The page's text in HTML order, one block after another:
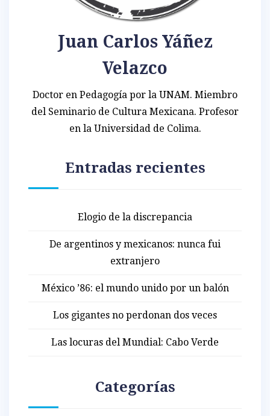
Juan Carlos Yáñez
Velazco
Doctor en Pedagogía por la UNAM. Miembro
del Seminario de Cultura Mexicana. Profesor
en la Universidad de Colima.
Entradas recientes
Elogio de la discrepancia
De argentinos y mexicanos: nunca fui
extranjero
México ’86: el mundo unido por un balón
Los gigantes no perdonan dos veces
Las locuras del Mundial: Cabo Verde
Categorías